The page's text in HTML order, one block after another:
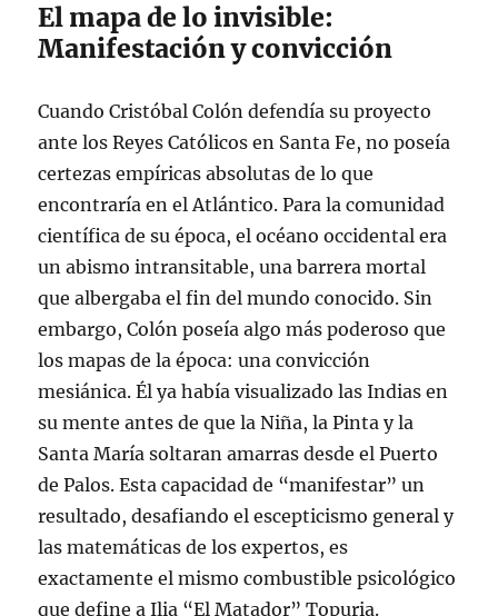
El mapa de lo invisible:
Manifestación y convicción
Cuando Cristóbal Colón defendía su proyecto
ante los Reyes Católicos en Santa Fe, no poseía
certezas empíricas absolutas de lo que
encontraría en el Atlántico. Para la comunidad
científica de su época, el océano occidental era
un abismo intransitable, una barrera mortal
que albergaba el fin del mundo conocido. Sin
embargo, Colón poseía algo más poderoso que
los mapas de la época: una convicción
mesiánica. Él ya había visualizado las Indias en
su mente antes de que la Niña, la Pinta y la
Santa María soltaran amarras desde el Puerto
de Palos. Esta capacidad de “manifestar” un
resultado, desafiando el escepticismo general y
las matemáticas de los expertos, es
exactamente el mismo combustible psicológico
que define a Ilia “El Matador” Topuria.